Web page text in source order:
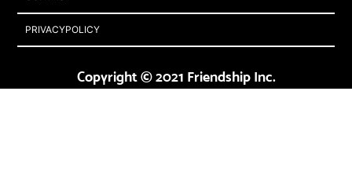
PRIVACYPOLICY
Copyright © 2021 Friendship Inc.